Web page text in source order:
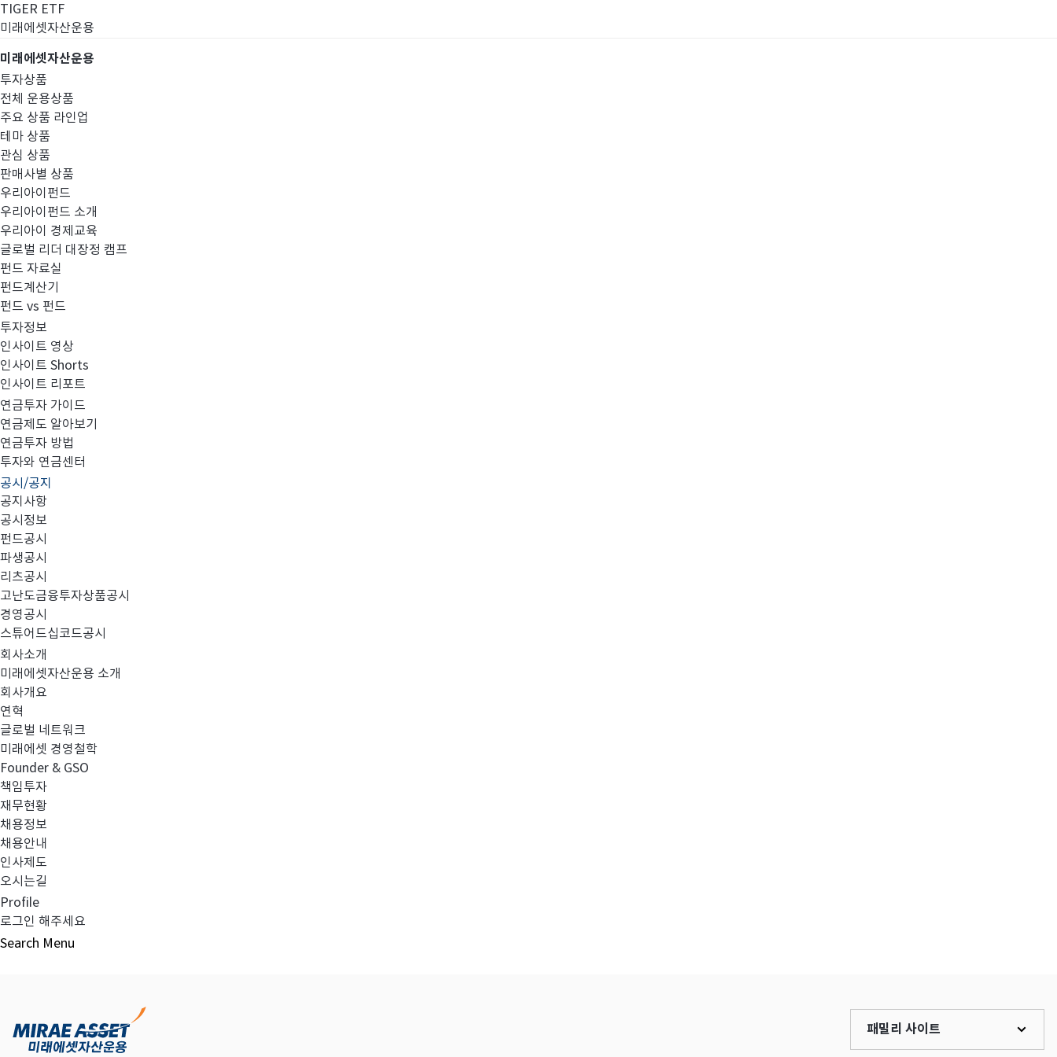
TIGER ETF
미래에셋자산운용
미래에셋자산운용
투자상품
전체 운용상품
주요 상품 라인업
테마 상품
관심 상품
판매사별 상품
우리아이펀드
우리아이펀드 소개
우리아이 경제교육
글로벌 리더 대장정 캠프
펀드 자료실
펀드계산기
펀드 vs 펀드
투자정보
인사이트 영상
인사이트 Shorts
인사이트 리포트
연금투자 가이드
연금제도 알아보기
연금투자 방법
투자와 연금센터
공시/공지
공지사항
공시정보
펀드공시
파생공시
리츠공시
고난도금융투자상품공시
경영공시
스튜어드십코드공시
회사소개
미래에셋자산운용 소개
회사개요
연혁
글로벌 네트워크
미래에셋 경영철학
Founder & GSO
책임투자
재무현황
채용정보
채용안내
인사제도
오시는길
Profile
로그인 해주세요
Search Menu
고난도금융투자상품
고난도금융투자상품_공시_20250730
이전글
다음글
목록보기
패밀리 사이트